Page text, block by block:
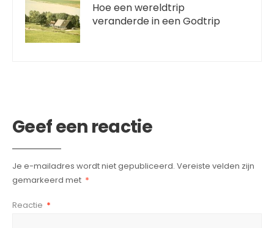
Hoe een wereldtrip
veranderde in een Godtrip
Geef een reactie
Je e-mailadres wordt niet gepubliceerd. Vereiste velden zijn
gemarkeerd met *
Reactie *